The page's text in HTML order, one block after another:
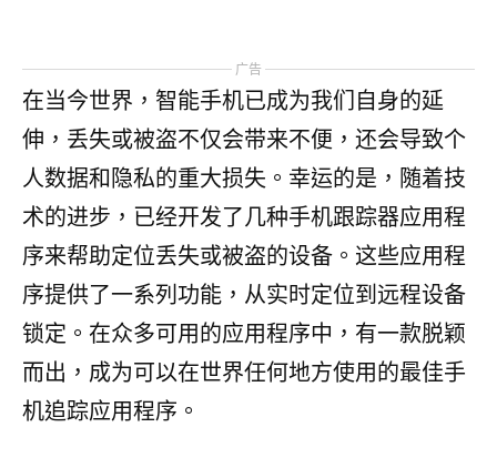
广告
在当今世界，智能手机已成为我们自身的延
伸，丢失或被盗不仅会带来不便，还会导致个
人数据和隐私的重大损失。幸运的是，随着技
术的进步，已经开发了几种手机跟踪器应用程
序来帮助定位丢失或被盗的设备。这些应用程
序提供了一系列功能，从实时定位到远程设备
锁定。在众多可用的应用程序中，有一款脱颖
而出，成为可以在世界任何地方使用的最佳手
机追踪应用程序。